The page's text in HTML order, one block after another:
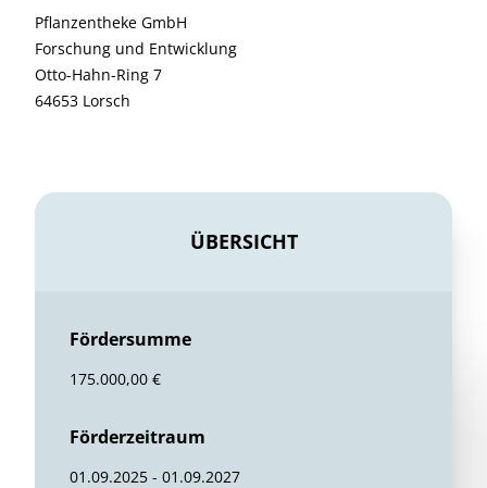
Pflanzentheke GmbH
Forschung und Entwicklung
Otto-Hahn-Ring 7
64653 Lorsch
ÜBERSICHT
Fördersumme
175.000,00 €
Förderzeitraum
01.09.2025 - 01.09.2027